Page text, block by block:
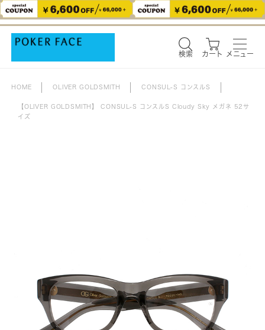
検索 カート メニュー
検索 カート メニュー
HOME OLIVER GOLDSMITH CONSUL-S コンスルS
【OLIVER GOLDSMITH】 CONSUL-S コンスルS Cloudy Sky メガネ 52サ
イズ